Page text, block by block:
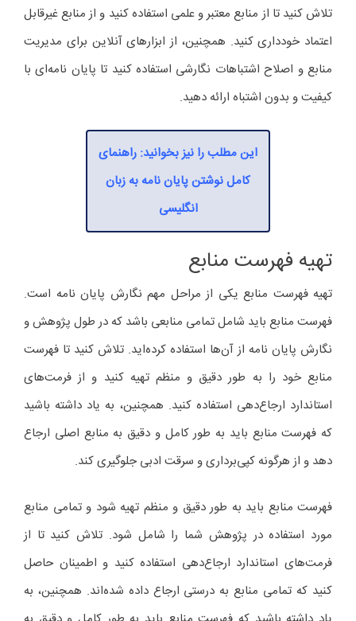
تلاش کنید تا از منابع معتبر و علمی استفاده کنید و از منابع غیرقابل
اعتماد خودداری کنید. همچنین، از ابزارهای آنلاین برای مدیریت
منابع و اصلاح اشتباهات نگارشی استفاده کنید تا پایان نامه‌ای با
کیفیت و بدون اشتباه ارائه دهید.
این مطلب را نیز بخوانید: راهنمای
کامل نوشتن پایان نامه به زبان
انگلیسی
تهیه فهرست منابع
تهیه فهرست منابع یکی از مراحل مهم نگارش پایان نامه است.
فهرست منابع باید شامل تمامی منابعی باشد که در طول پژوهش و
نگارش پایان نامه از آن‌ها استفاده کرده‌اید. تلاش کنید تا فهرست
منابع خود را به طور دقیق و منظم تهیه کنید و از فرمت‌های
استاندارد ارجاع‌دهی استفاده کنید. همچنین، به یاد داشته باشید
که فهرست منابع باید به طور کامل و دقیق به منابع اصلی ارجاع
دهد و از هرگونه کپی‌برداری و سرقت ادبی جلوگیری کند.
فهرست منابع باید به طور دقیق و منظم تهیه شود و تمامی منابع
مورد استفاده در پژوهش شما را شامل شود. تلاش کنید تا از
فرمت‌های استاندارد ارجاع‌دهی استفاده کنید و اطمینان حاصل
کنید که تمامی منابع به درستی ارجاع داده شده‌اند. همچنین، به